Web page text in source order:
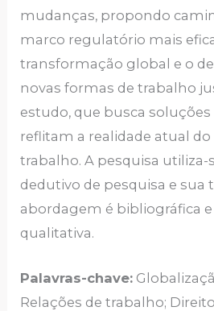
mudanças, propondo
marco regulatório mais
transformação global e o
novas formas de trabalho
estudo, que busca
reflitam a realidade atual
trabalho. A pesquisa
dedutivo de pesquisa e sua
abordagem é bibliográfica
qualitativa.
Palavras-chave:
Relações de trabalho;